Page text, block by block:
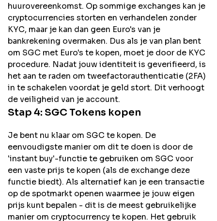
huurovereenkomst. Op sommige exchanges kan je
cryptocurrencies storten en verhandelen zonder
KYC, maar je kan dan geen Euro's van je
bankrekening overmaken. Dus als je van plan bent
om SGC met Euro's te kopen, moet je door de KYC
procedure. Nadat jouw identiteit is geverifieerd, is
het aan te raden om tweefactorauthenticatie (2FA)
in te schakelen voordat je geld stort. Dit verhoogt
de veiligheid van je account.
Stap 4: SGC Tokens kopen
Je bent nu klaar om SGC te kopen. De
eenvoudigste manier om dit te doen is door de
'instant buy'-functie te gebruiken om SGC voor
een vaste prijs te kopen (als de exchange deze
functie biedt). Als alternatief kan je een transactie
op de spotmarkt openen waarmee je jouw eigen
prijs kunt bepalen - dit is de meest gebruikelijke
manier om cryptocurrency te kopen. Het gebruik